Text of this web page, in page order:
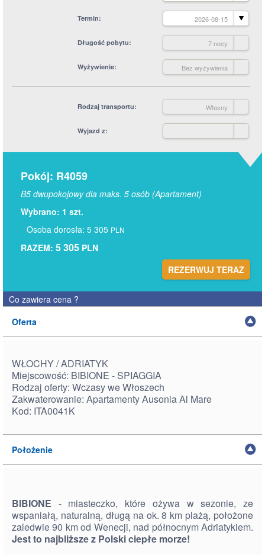
Termin 2026-08-15
Długość pobytu 7 nocy
Wyżywienie Bez wyżywienia
Rodzaj transportu Własny
Wyjazd z
Pokój: R4059
B5 dwupokojowy dla maks. 5 osób (Apartament)
Wybrano: 1 szt.
Osoba dorosła: 5 305 PLN
RAZEM: 5 305 PLN
REZERWUJ TERAZ
Co zawiera cena ?
Oferta
WŁOCHY / ADRIATYK
Miejscowość: BIBIONE - SPIAGGIA
Rodzaj oferty: Wczasy we Włoszech
Zakwaterowanie: Apartamenty Ausonia Al Mare
Kod: ITA0041K
Położenie
BIBIONE - miasteczko, które ożywa w sezonie, ze
wspaniałą, naturalną, długą na ok. 8 km plażą, położone
zaledwie 90 km od Wenecji, nad północnym Adriatykiem.
Jest to najbliższe z Polski ciepłe morze!